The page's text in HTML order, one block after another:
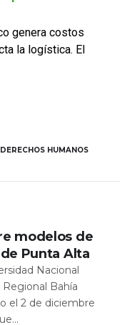
genera costos
la logística. El
DERECHOS HUMANOS
modelos de
Punta Alta
Nacional
Bahía
el 2 de diciembre